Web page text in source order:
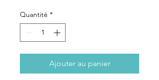
Quantité *
Ajouter au panier